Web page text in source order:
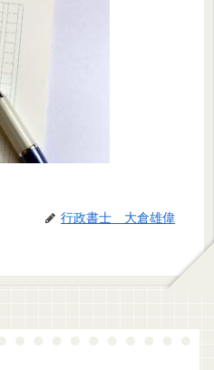
行政書士 大倉雄偉